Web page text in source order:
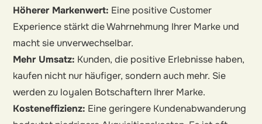
Höherer Markenwert: Eine positive Customer
Experience stärkt die Wahrnehmung Ihrer Marke und
macht sie unverwechselbar.
Mehr Umsatz: Kunden, die positive Erlebnisse haben,
kaufen nicht nur häufiger, sondern auch mehr. Sie
werden zu loyalen Botschaftern Ihrer Marke.
Kosteneffizienz: Eine geringere Kundenabwanderung